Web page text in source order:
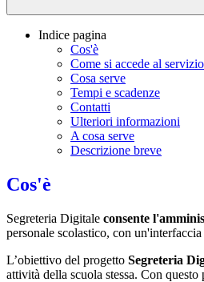
Indice pagina
Cos'è
Come si accede al servizio
Cosa serve
Tempi e scadenze
Contatti
Ulteriori informazioni
A cosa serve
Descrizione breve
Cos'è
Segreteria Digitale consente
personale scolastico, con
L’obiettivo del progetto Segreteria
attività della scuola stessa. Con